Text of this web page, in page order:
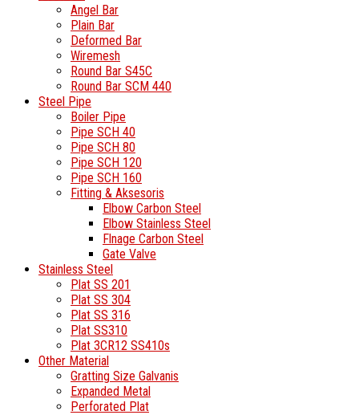
Angel Bar
Plain Bar
Deformed Bar
Wiremesh
Round Bar S45C
Round Bar SCM 440
Steel Pipe
Boiler Pipe
Pipe SCH 40
Pipe SCH 80
Pipe SCH 120
Pipe SCH 160
Fitting & Aksesoris
Elbow Carbon Steel
Elbow Stainless Steel
Flnage Carbon Steel
Gate Valve
Stainless Steel
Plat SS 201
Plat SS 304
Plat SS 316
Plat SS310
Plat 3CR12 SS410s
Other Material
Gratting Size Galvanis
Expanded Metal
Perforated Plat